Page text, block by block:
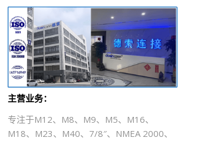
主营业务：
专注于M12、M8、M9、M5、M16、
M18、M23、M40、7/8″、NMEA 2000、